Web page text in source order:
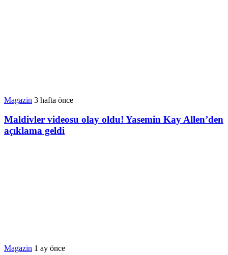
Magazin 3 hafta önce
Maldivler videosu olay oldu! Yasemin Kay Allen’den
açıklama geldi
Magazin 1 ay önce